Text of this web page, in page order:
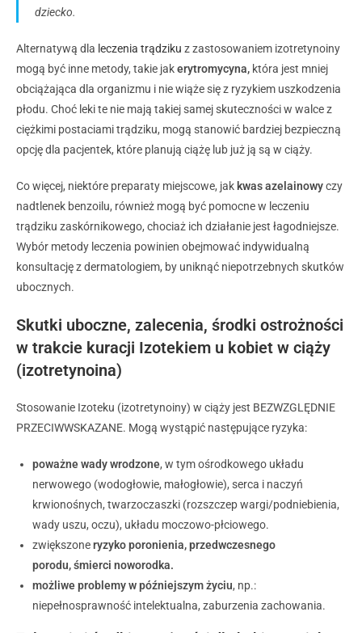
dziecko.
Alternatywą dla leczenia trądziku z zastosowaniem izotretynoiny
mogą być inne metody, takie jakerytromycyna, która jest mniej
obciążająca dla organizmu i nie wiąże się z ryzykiem uszkodzenia
płodu. Choć leki te nie mają takiej samej skuteczności w walce z
ciężkimi postaciami trądziku, mogą stanowić bardziej bezpieczną
opcję dla pacjentek, które planują ciążę lub już ją są w ciąży.
Co więcej, niektóre preparaty miejscowe, jak kwas azelainowyczy
nadtlenek benzoilu, również mogą być pomocne w leczeniu
trądziku zaskórnikowego, chociaż ich działanie jest łagodniejsze.
Wybór metody leczenia powinien obejmować indywidualną
konsultację z dermatologiem, by uniknąć niepotrzebnych skutków
ubocznych.
Skutki uboczne, zalecenia, środki ostrożności
w trakcie kuracji Izotekiem u kobiet w ciąży
(izotretynoina)
Stosowanie Izoteku (izotretynoiny) w ciąży jest BEZWZGLĘDNIE
PRZECIWWSKAZANE. Mogą wystąpić następujące ryzyka:
poważne wady wrodzone, w tym ośrodkowego układu
nerwowego (wodogłowie, małogłowie), serca i naczyń
krwionośnych, twarzoczaszki (rozszczep wargi/podniebienia,
wady uszu, oczu), układu moczowo-płciowego.
zwiększoneryzyko poronienia, przedwczesnego
porodu, śmierci noworodka.
możliwe problemy w późniejszym życiu, np.:
niepełnosprawność intelektualna, zaburzenia zachowania.